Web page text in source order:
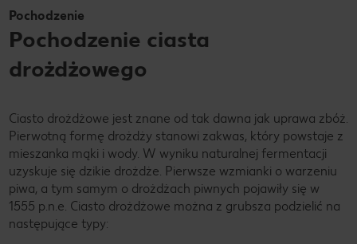
Pochodzenie
Pochodzenie ciasta
drożdżowego
Ciasto drożdżowe jest znane od tak dawna jak uprawa zbóż.
Pierwotną formę drożdży stanowi zakwas, który powstaje z
mieszanka mąki i wody. W wyniku naturalnej fermentacji
uzyskuje się dzikie drożdże. Pierwsze wzmianki o warzeniu
piwa, a tym samym o drożdżach piwnych pojawiły się w
1555 p.n.e. Ciasto drożdżowe można z grubsza podzielić na
następujące typy: